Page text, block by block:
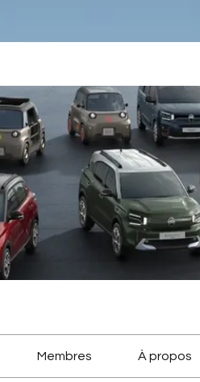
Membres À propos